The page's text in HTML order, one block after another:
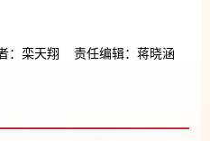
：栾天翔 责任编辑：蒋晓涵